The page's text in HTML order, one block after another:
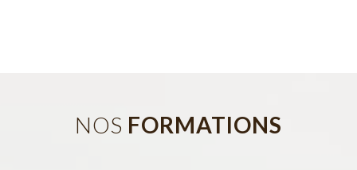
NOS FORMATIONS